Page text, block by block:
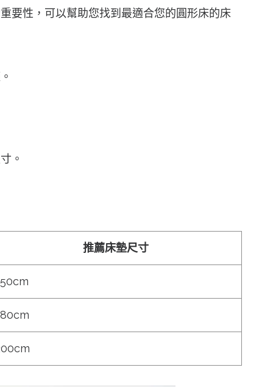
要性，可以幫助您找到最適合您的圓形床的床
。
推薦床墊尺寸